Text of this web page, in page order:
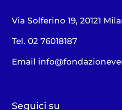
Via Solferino 19, 20121
Tel. 02 76018187
Email
Seguici su